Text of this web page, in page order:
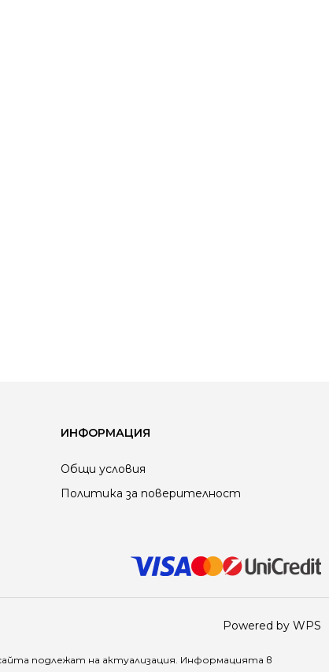
ИНФОРМАЦИЯ
Общи условия
Политика за поверителност
Powered by WPS
подлежат на актуализация. Информацията в